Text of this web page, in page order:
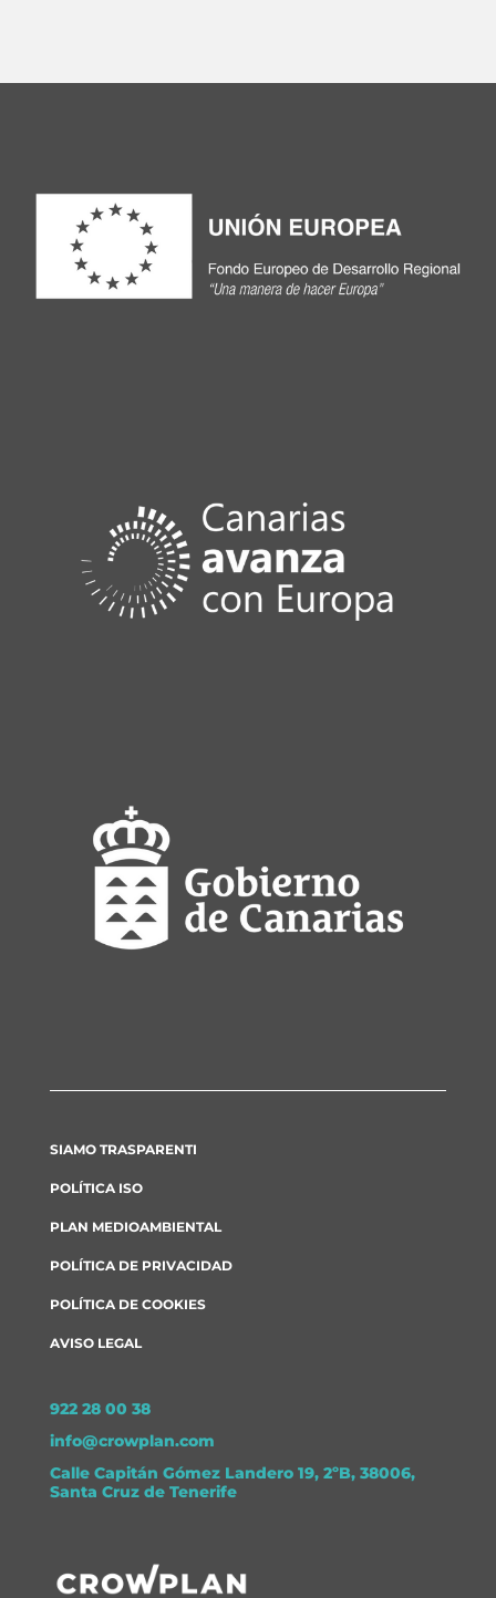
SIAMO TRASPARENTI
POLÍTICA ISO
PLAN MEDIOAMBIENTAL
POLÍTICA DE PRIVACIDAD
POLÍTICA DE COOKIES
AVISO LEGAL
922 28 00 38
info@crowplan.com
Calle Capitán Gómez Landero 19, 2ºB, 38006,
Santa Cruz de Tenerife